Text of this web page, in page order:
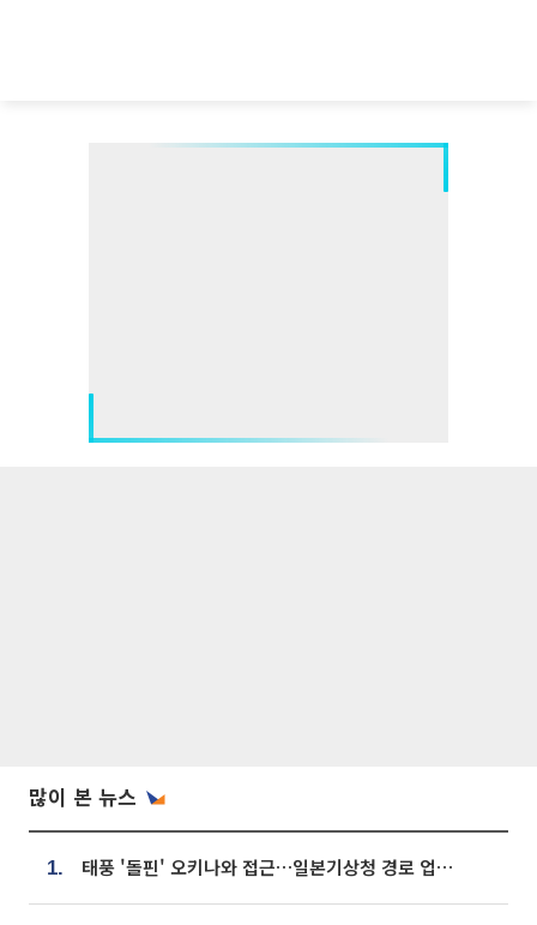
많이 본 뉴스
1. 태풍 '돌핀' 오키나와 접근…일본기상청 경로 업데이트